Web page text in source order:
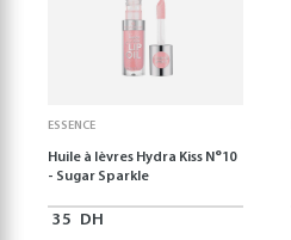
ESSENCE
Huile à lèvres Hydra Kiss N°10
- Sugar Sparkle
35 DH